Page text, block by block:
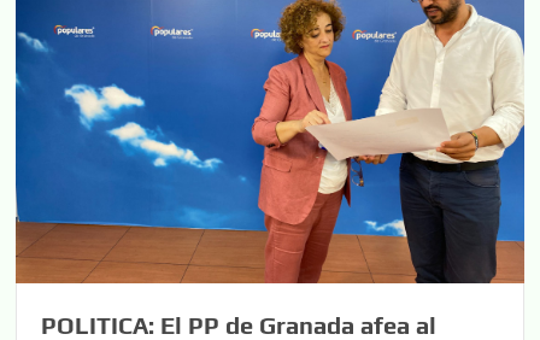
POLITICA: El PP de Granada afea al